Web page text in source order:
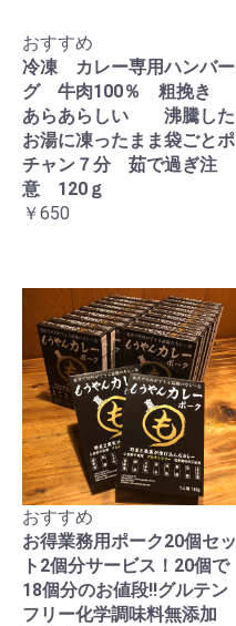
おすすめ
冷凍 カレー専用ハンバー
グ 牛肉100％ 粗挽き
あらあらしい 沸騰した
お湯に凍ったまま袋ごとポ
チャン７分 茹で過ぎ注
意 120ｇ
￥650
おすすめ
お得業務用ポーク20個セッ
ト2個分サービス！20個で
18個分のお値段!!グルテン
フリー化学調味料無添加